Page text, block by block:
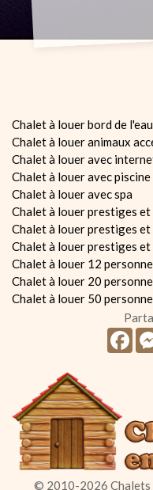
Chalet à louer bord de l'eau
Chalet à louer animaux
Chalet à louer avec
Chalet à louer avec piscine
Chalet à louer avec spa
Chalet à louer prestiges et
Chalet à louer prestiges
Chalet à louer prestiges
Chalet à louer 12
Chalet à louer 20
Chalet à louer 50
© 2010-2026 Chalets